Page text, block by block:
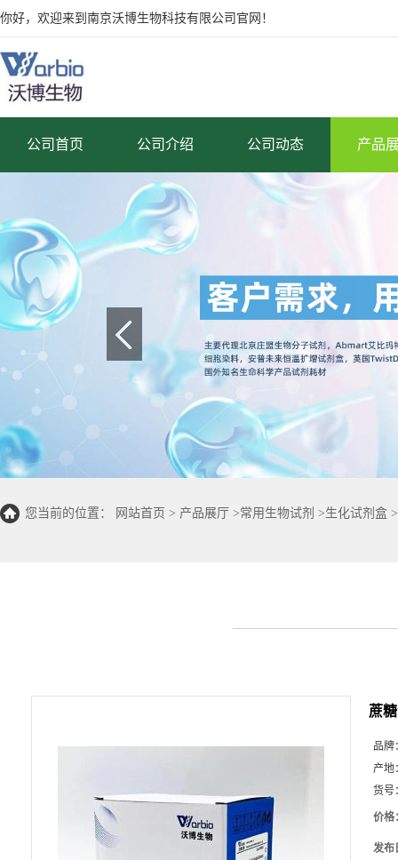
你好，欢迎来到南京沃博生物科技有限公司官网！
公司首页 公司介绍 公司动态 产品
您当前的位置： 网站首页 > 产品展厅 >常用生物试剂 >生化试剂盒 >
蔗
品牌
产地
货号
价格
发布